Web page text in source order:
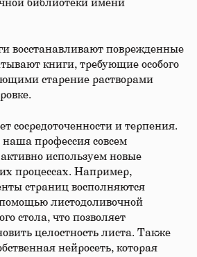
библиотеки имени
восстанавливают поврежденные
книги, требующие особого
старение растворами
сосредоточенности и терпения.
наша профессия совсем
используем новые
процессах. Например,
страниц восполняются
листодоливочной
стола, что позволяет
целостность листа. Также
нейросеть, которая